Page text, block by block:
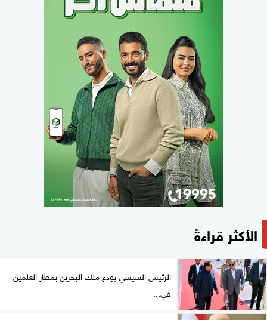
الأكثر قراءةً
الرئيس السيسي يودع ملك البحرين بمطار العلمين
في...